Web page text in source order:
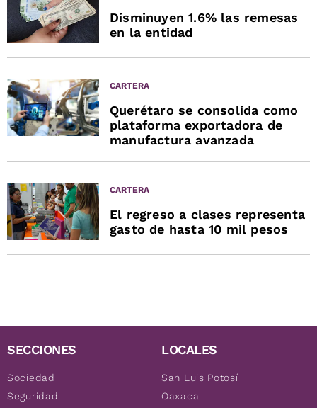
Disminuyen 1.6% las remesas
en la entidad
CARTERA
Querétaro se consolida como
plataforma exportadora de
manufactura avanzada
CARTERA
El regreso a clases representa
gasto de hasta 10 mil pesos
SECCIONES
Sociedad
Seguridad
LOCALES
San Luis Potosí
Oaxaca